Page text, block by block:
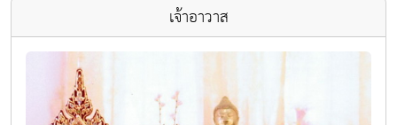
เจ้าอาวาส